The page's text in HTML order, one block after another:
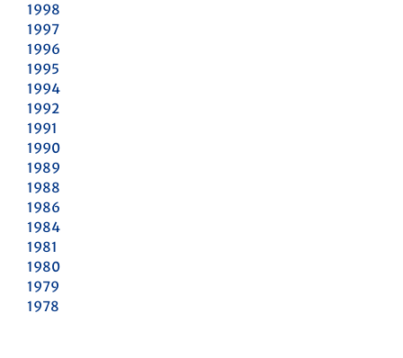
1998
1997
1996
1995
1994
1992
1991
1990
1989
1988
1986
1984
1981
1980
1979
1978